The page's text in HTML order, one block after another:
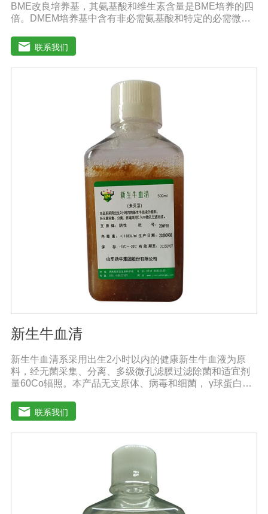
BME改良培养基，其氨基酸和维生素含量是BME培养的四
倍。DMEM培养基中含有非必需氨基酸和特定的必需微量
基葡萄糖的含量为1000 mg/L，高糖DMEM培养基葡萄糖的
含量为4500 mg/L。DMEM早期用来培养鼠胚胎细胞。如今
DMEM培养基广泛应用于普通和转化的鼠细胞和鸡细胞的
联系我们
新生牛血清
新生牛血清系采用出生2小时以内的健康新生牛血液为原
料，经无菌采集、分离、多级微孔滤膜过滤除菌和适宜剂
量60Co辐照。本产品无支原体、病毒和细菌， γ球蛋白含
促进细胞增殖作用。适用于多种细胞株的培养、扩增及单
克隆抗体的制备和疫苗的研制及生产。质量标准：符合
《中华人民共和国药典》2020版、《中华人民共和国兽药
典》2020版质量标准。规格：500ml/瓶、1000ml/瓶保
存：-15℃―-20℃有效期：5年注意事项：1、解冻：采用
逐步解冻法（ -20℃→2-8℃→ 室温），可减少沉淀的产生
使血清质量不会受到影响。
联系我们